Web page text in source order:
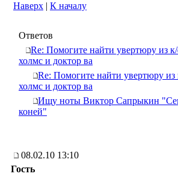
Наверх | К началу
Ответов
Re: Помогите найти увертюру из
холмс и доктор ва
Re: Помогите найти увертюру
холмс и доктор ва
Ищу ноты Виктор Сапрыкин
коней"
08.02.10 13:10
Гость